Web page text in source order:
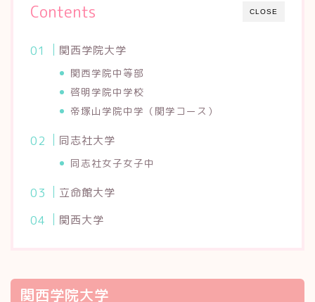
CLOSE
Contents
関西学院大学
関西学院中等部
啓明学院中学校
帝塚山学院中学（関学コース）
同志社大学
同志社女子女子中
立命館大学
関西大学
関西学院大学